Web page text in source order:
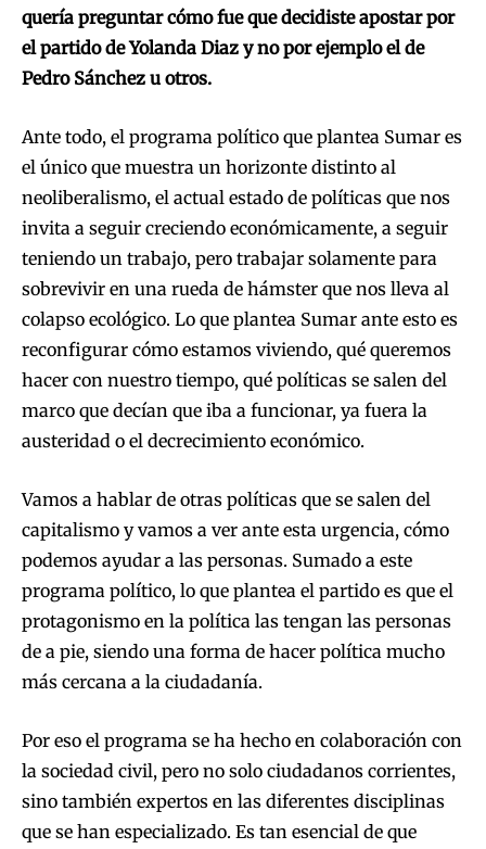
quería preguntar cómo fue que decidiste apostar por
el partido de Yolanda Diaz y no por ejemplo el de
Pedro Sánchez u otros.
Ante todo, el programa político que plantea Sumar es
el único que muestra un horizonte distinto al
neoliberalismo, el actual estado de políticas que nos
invita a seguir creciendo económicamente, a seguir
teniendo un trabajo, pero trabajar solamente para
sobrevivir en una rueda de hámster que nos lleva al
colapso ecológico. Lo que plantea Sumar ante esto es
reconfigurar cómo estamos viviendo, qué queremos
hacer con nuestro tiempo, qué políticas se salen del
marco que decían que iba a funcionar, ya fuera la
austeridad o el decrecimiento económico.
Vamos a hablar de otras políticas que se salen del
capitalismo y vamos a ver ante esta urgencia, cómo
podemos ayudar a las personas. Sumado a este
programa político, lo que plantea el partido es que el
protagonismo en la política las tengan las personas
de a pie, siendo una forma de hacer política mucho
más cercana a la ciudadanía.
Por eso el programa se ha hecho en colaboración con
la sociedad civil, pero no solo ciudadanos corrientes,
sino también expertos en las diferentes disciplinas
que se han especializado. Es tan esencial de que